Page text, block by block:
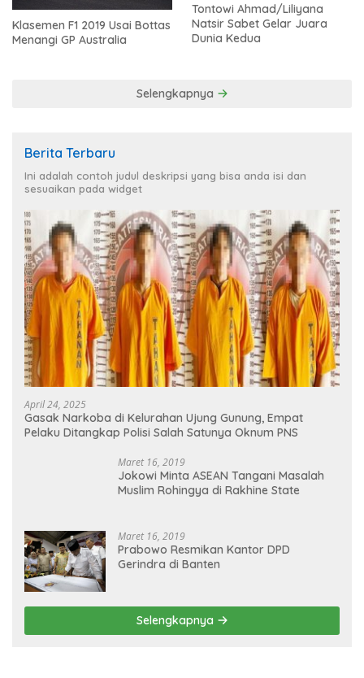
Klasemen F1 2019 Usai Bottas
Menangi GP Australia
Tontowi Ahmad/Liliyana
Natsir Sabet Gelar Juara
Dunia Kedua
Selengkapnya
Berita Terbaru
Ini adalah contoh judul deskripsi yang bisa anda isi dan
sesuaikan pada widget
April 24, 2025
Gasak Narkoba di Kelurahan Ujung Gunung, Empat
Pelaku Ditangkap Polisi Salah Satunya Oknum PNS
Maret 16, 2019
Jokowi Minta ASEAN Tangani Masalah
Muslim Rohingya di Rakhine State
Maret 16, 2019
Prabowo Resmikan Kantor DPD
Gerindra di Banten
Selengkapnya